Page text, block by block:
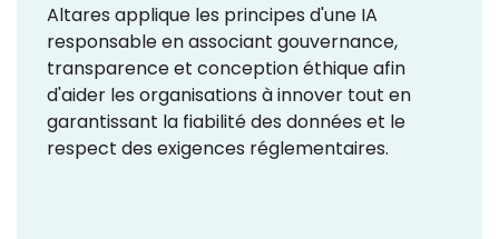
Altares applique les principes d'une IA
responsable en associant gouvernance,
transparence et conception éthique afin
d'aider les organisations à innover tout en
garantissant la fiabilité des données et le
respect des exigences réglementaires.